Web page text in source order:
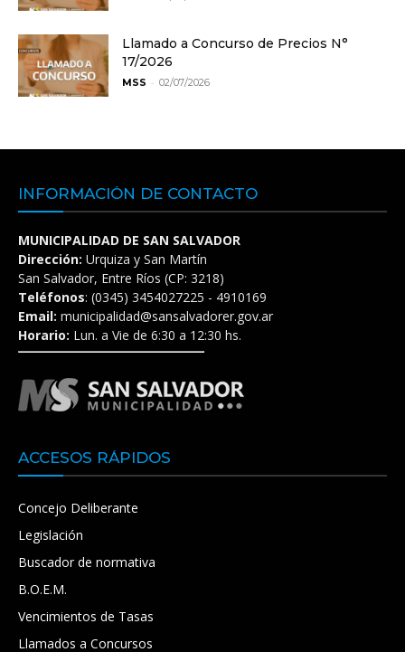
Llamado a Concurso de Precios N°
17/2026
MSS - 02/07/2026
INFORMACIÓN DE CONTACTO
MUNICIPALIDAD DE SAN SALVADOR
Dirección: Urquiza y San Martín
San Salvador, Entre Ríos (CP: 3218)
Teléfonos: (0345) 3454027225 - 4910169
Email: municipalidad@sansalvadorer.gov.ar
Horario: Lun. a Vie de 6:30 a 12:30 hs.
ACCESOS RÁPIDOS
Concejo Deliberante
Legislación
Buscador de normativa
B.O.E.M.
Vencimientos de Tasas
Llamados a Concursos